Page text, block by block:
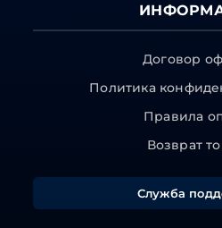
Договор
Политика
Правила
Возврат
Служба